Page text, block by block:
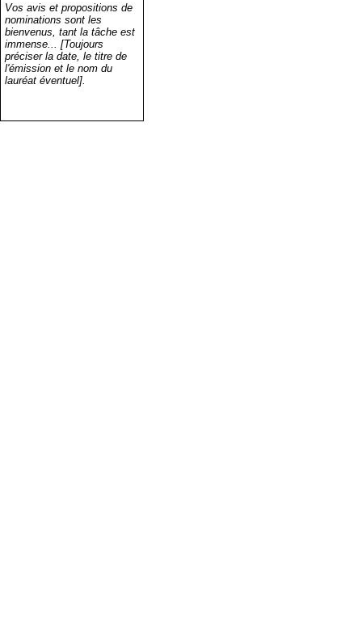
Vos avis et propositions de
nominations sont les
bienvenus, tant la tâche est
immense... [Toujours
préciser la date, le titre de
l'émission et le nom du
lauréat éventuel].